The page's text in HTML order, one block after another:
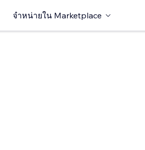
จำหน่ายใน Marketplace